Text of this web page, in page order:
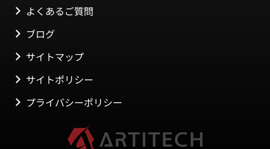
よくあるご質問
ブログ
サイトマップ
サイトポリシー
プライバシーポリシー